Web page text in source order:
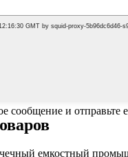
сообщение и отправьте